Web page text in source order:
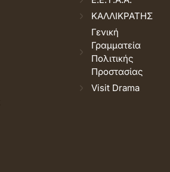
ΚΑΛΛΙΚΡΑΤΗΣ
Γενική
Γραμματεία
Πολιτικής
Προστασίας
Visit Drama